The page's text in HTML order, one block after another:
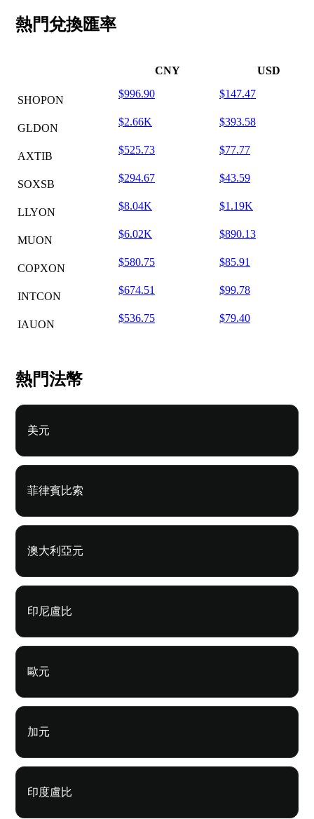
熱門兌換匯率
CNY USD
SHOPON
$996.90 $147.47
GLDON
$2.66K $393.58
AXTIB
$525.73 $77.77
SOXSB
$294.67 $43.59
LLYON
$8.04K $1.19K
MUON
$6.02K $890.13
COPXON
$580.75 $85.91
INTCON
$674.51 $99.78
IAUON
$536.75 $79.40
熱門法幣
美元
菲律賓比索
澳大利亞元
印尼盧比
歐元
加元
印度盧比